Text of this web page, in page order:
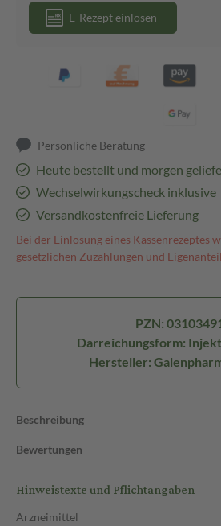
E-Rezept einlösen
Persönliche Beratung
Heute bestellt und morgen
Wechselwirkungscheck inklusive
Versandkostenfreie Lieferung
Bei der Einlösung eines Kassenrezeptes
gesetzlichen Zuzahlungen und
PZN:
Darreichungsform:
Hersteller:
Beschreibung
Bewertungen
Hinweistexte und Pflichtangaben
Arzneimittel